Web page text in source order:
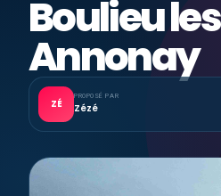
Boulieu les
Annonay
ZÉ
PROPOSÉ PAR
Zézé